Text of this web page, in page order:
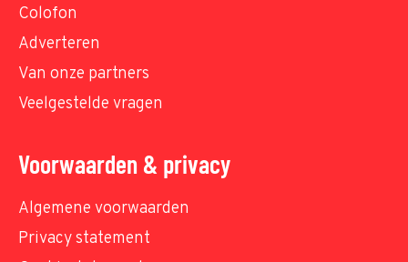
Colofon
Adverteren
Van onze partners
Veelgestelde vragen
Voorwaarden & privacy
Algemene voorwaarden
Privacy statement